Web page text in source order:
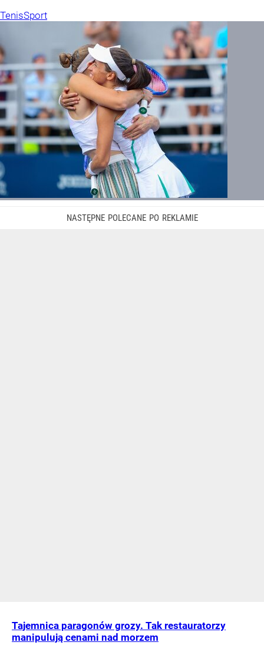
TenisSport
Tajemnica paragonów grozy. Tak restauratorzy
manipulują cenami nad morzem